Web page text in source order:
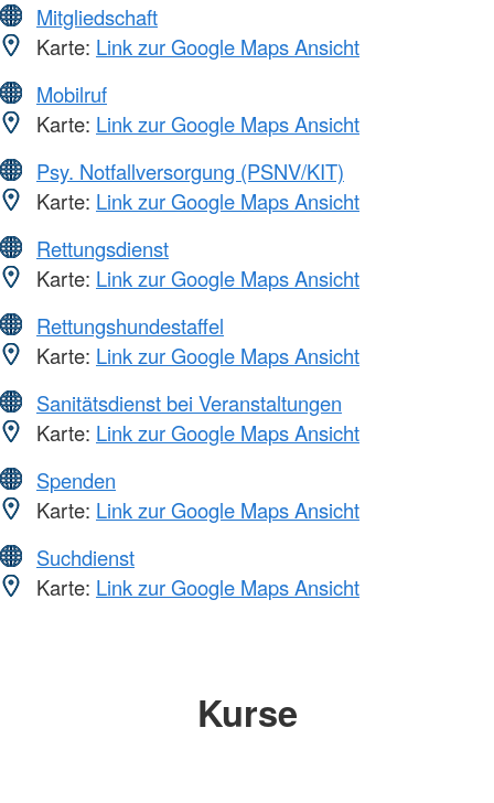
Mitgliedschaft
Karte: Link zur Google Maps Ansicht
Mobilruf
Karte: Link zur Google Maps Ansicht
Psy. Notfallversorgung (PSNV/KIT)
Karte: Link zur Google Maps Ansicht
Rettungsdienst
Karte: Link zur Google Maps Ansicht
Rettungshundestaffel
Karte: Link zur Google Maps Ansicht
Sanitätsdienst bei Veranstaltungen
Karte: Link zur Google Maps Ansicht
Spenden
Karte: Link zur Google Maps Ansicht
Suchdienst
Karte: Link zur Google Maps Ansicht
Kurse